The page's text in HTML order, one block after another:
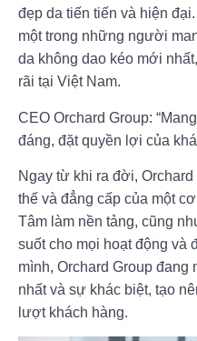
đẹp da tiến tiến và hiện
một trong những người
da không dao kéo mới
rãi tại Việt Nam.
CEO Orchard Group:
đáng, đặt quyền lợi của
Ngay từ khi ra đời,
thế và đẳng cấp của một
Tâm làm nền tảng, cũng
suốt cho mọi hoạt động và
mình, Orchard Group đang
nhất và sự khác biệt, tạo
lượt khách hàng.